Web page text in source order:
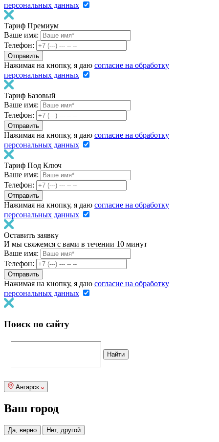
персональных данных
Тариф Премиум
Ваше имя:
Телефон:
Нажимая на кнопку, я даю согласие на обработку
персональных данных
Тариф Базовый
Ваше имя:
Телефон:
Нажимая на кнопку, я даю согласие на обработку
персональных данных
Тариф Под Ключ
Ваше имя:
Телефон:
Нажимая на кнопку, я даю согласие на обработку
персональных данных
Оставить заявку
И мы свяжемся с вами в течении 10 минут
Ваше имя:
Телефон:
Нажимая на кнопку, я даю согласие на обработку
персональных данных
Поиск по сайту
Ангарск
Ваш город
Да, верно Нет, другой